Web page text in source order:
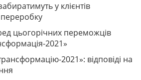
у клієнтів
цьогорічних переможців
2021»
2021»: відповіді на